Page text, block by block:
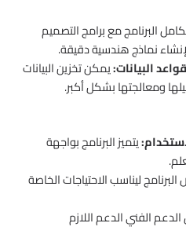
البرنامج مع برامج التصميم
البيانات:يمكن تخزين البيانات
ومعالجتها بشكل أكبر.
يتميز البرنامج بواجهة
ليناسب الاحتياجات الخاصة
الفني الدعم اللازم